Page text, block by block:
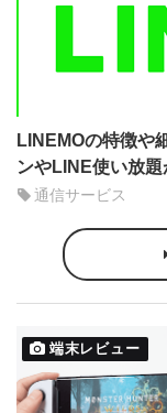
LINEMOの特徴や
ンやLINE使い放題
通信サービス
端末レビュー